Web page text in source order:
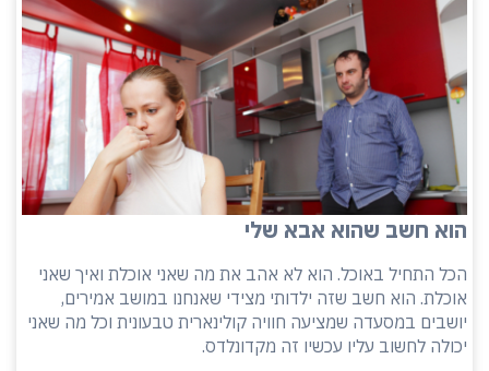
הוא חשב שהוא אבא שלי
הכל התחיל באוכל. הוא לא אהב את מה שאני אוכלת ואיך שאני
אוכלת. הוא חשב שזה ילדותי מצידי שאנחנו במושב אמירים,
יושבים במסעדה שמציעה חוויה קולינארית טבעונית וכל מה שאני
יכולה לחשוב עליו עכשיו זה מקדונלדס.